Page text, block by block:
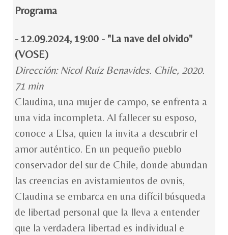
Programa
- 12.09.2024, 19:00 - "La nave del olvido"
(VOSE)
Dirección: Nicol Ruíz Benavides. Chile, 2020.
71 min
Claudina, una mujer de campo, se enfrenta a
una vida incompleta. Al fallecer su esposo,
conoce a Elsa, quien la invita a descubrir el
amor auténtico. En un pequeño pueblo
conservador del sur de Chile, donde abundan
las creencias en avistamientos de ovnis,
Claudina se embarca en una difícil búsqueda
de libertad personal que la lleva a entender
que la verdadera libertad es individual e